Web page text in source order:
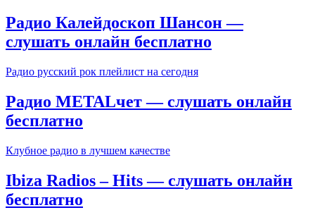
Радио Калейдоскоп Шансон —
слушать онлайн бесплатно
Радио русский рок плейлист на сегодня
Радио METALчет — слушать онлайн
бесплатно
Клубное радио в лучшем качестве
Ibiza Radios – Hits — слушать онлайн
бесплатно